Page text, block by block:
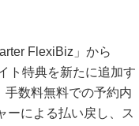
FlexiBiz」から
ト特典を新たに追加す
手数料無料での予約内
ーによる払い戻し、ス